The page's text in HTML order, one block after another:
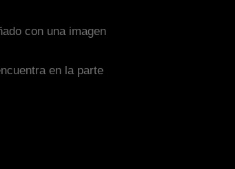
con una imagen
en la parte